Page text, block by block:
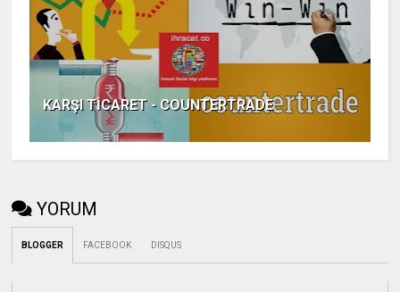
KARŞI TİCARET - COUNTERTRADE
YORUM
BLOGGER FACEBOOK DISQUS